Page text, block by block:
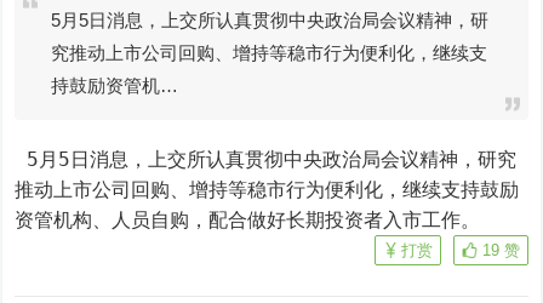
5月5日消息，上交所认真贯彻中央政治局会议精神，研
究推动上市公司回购、增持等稳市行为便利化，继续支
持鼓励资管机…
推动上市公司回购、增持等稳市行为便利化，继续支持鼓励
资管机构、人员自购，配合做好长期投资者入市工作。
19 赞
打赏